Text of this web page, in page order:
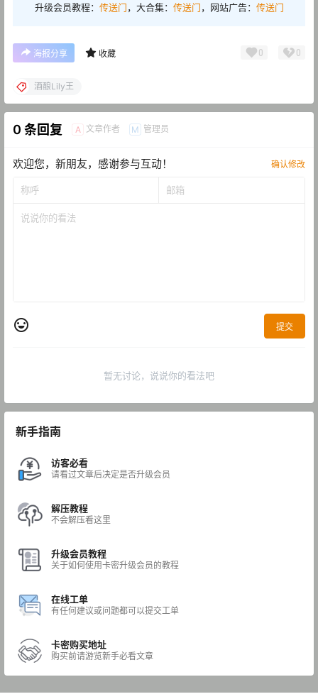
升级会员教程： 传送门，大合集： 传送门，网站广告： 传送门
海报分享 收藏 0 0
酒酿Lily王
0 条回复 A 文章作者 M 管理员
欢迎您，新朋友，感谢参与互动！ 确认修改
提交
暂无讨论，说说你的看法吧
新手指南
访客必看
请看过文章后决定是否升级会员
解压教程
不会解压看这里
升级会员教程
关于如何使用卡密升级会员的教程
在线工单
有任何建议或问题都可以提交工单
卡密购买地址
购买前请游览新手必看文章